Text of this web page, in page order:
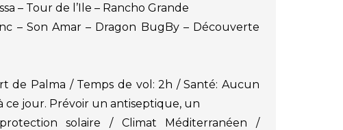
– Tour de l’Ile – Rancho Grande
– Son Amar – Dragon BugBy – Découverte
de Palma / Temps de vol: 2h / Santé: Aucun
ce jour. Prévoir un antiseptique, un
solaire / Climat Méditerranéen /